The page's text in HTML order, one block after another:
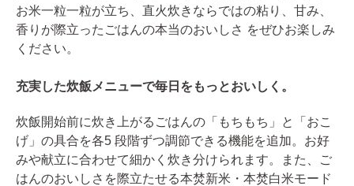
お米一粒一粒が立ち、直火炊きならではの粘り、甘み、
香りが際立ったごはんの本当のおいしさ をぜひお楽しみ
ください。
充実した炊飯メニューで毎日をもっとおいしく。
炊飯開始前に炊き上がるごはんの「もちもち」と「おこ
げ」の具合を各5 段階ずつ調節できる機能を追加。お好
みや献立に合わせて細かく炊き分けられます。また、ご
はんのおいしさを際立たせる本焚新米・本焚白米モード